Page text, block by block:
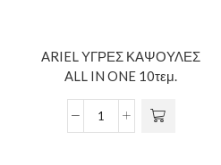
ARIEL ΥΓΡΕΣ ΚΑΨΟΥΛΕΣ
ALL IN ONE 10τεμ.